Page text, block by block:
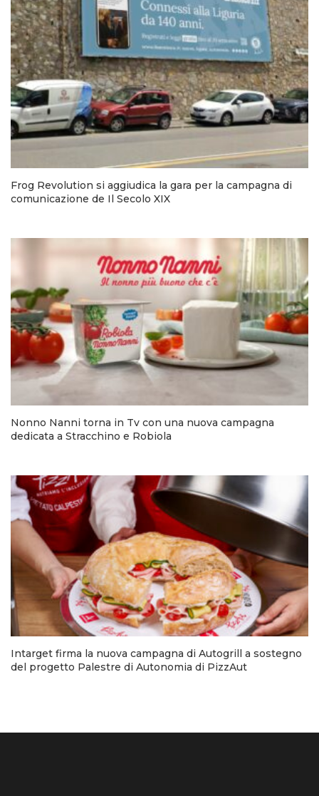
Frog Revolution si aggiudica la gara per la campagna di
comunicazione de Il Secolo XIX
Nonno Nanni torna in Tv con una nuova campagna
dedicata a Stracchino e Robiola
Intarget firma la nuova campagna di Autogrill a sostegno
del progetto Palestre di Autonomia di PizzAut